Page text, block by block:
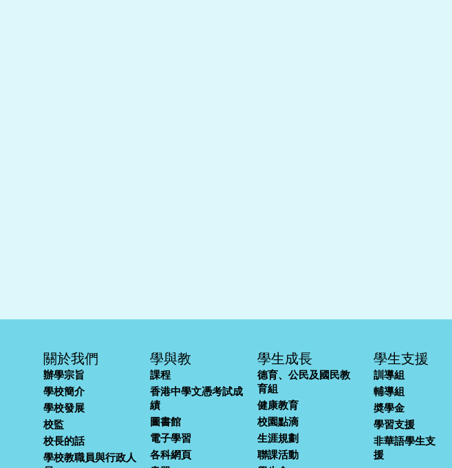
關於我們
辦學宗旨
學校簡介
學校發展
校監
校長的話
學校教職員與行政人
學與教
課程
香港中學文憑考試成
績
圖書館
電子學習
各科網頁
學生成長
德育、公民及國民教
育組
健康教育
校園點滴
生涯規劃
聯課活動
學生支援
訓導組
輔導組
奬學金
學習支援
非華語學生支
援